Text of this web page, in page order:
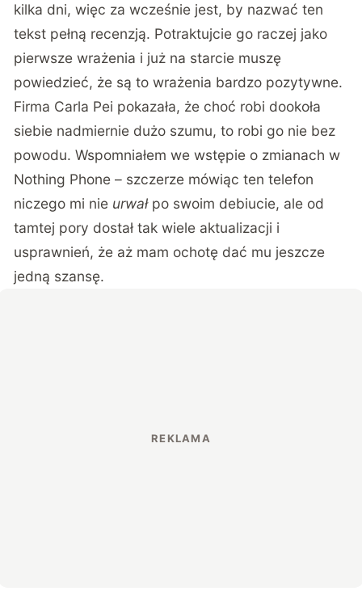
kilka dni, więc za wcześnie jest, by nazwać ten
tekst pełną recenzją. Potraktujcie go raczej jako
pierwsze wrażenia i już na starcie muszę
powiedzieć, że są to wrażenia bardzo pozytywne.
Firma Carla Pei pokazała, że choć robi dookoła
siebie nadmiernie dużo szumu, to robi go nie bez
powodu. Wspomniałem we wstępie o zmianach w
Nothing Phone – szczerze mówiąc ten telefon
niczego mi nie urwałpo swoim debiucie, ale od
tamtej pory dostał tak wiele aktualizacji i
usprawnień, że aż mam ochotę dać mu jeszcze
jedną szansę.